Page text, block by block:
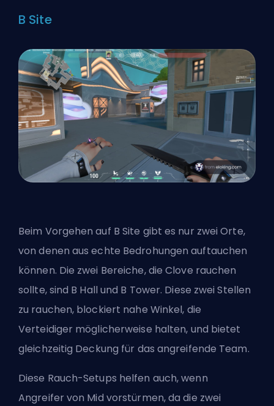
B Site
Beim Vorgehen auf B Site gibt es nur zwei Orte,
von denen aus echte Bedrohungen auftauchen
können. Die zwei Bereiche, die Clove rauchen
sollte, sind B Hall und B Tower. Diese zwei Stellen
zu rauchen, blockiert nahe Winkel, die
Verteidiger möglicherweise halten, und bietet
gleichzeitig Deckung für das angreifende Team.
Diese Rauch-Setups helfen auch, wenn
Angreifer von Mid vorstürmen, da die zwei